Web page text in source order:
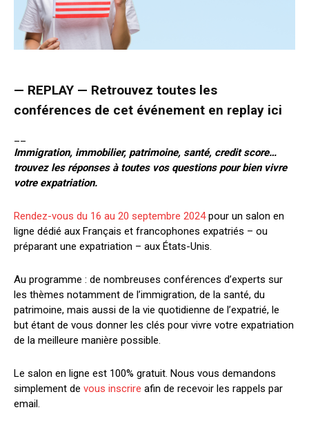
— REPLAY — Retrouvez toutes les
conférences de cet événement en replay ici
Immigration, immobilier, patrimoine, santé, credit score…
trouvez les réponses à toutes vos questions pour bien vivre
votre expatriation.
Rendez-vous du 16 au 20 septembre 2024pour un salon en
ligne dédié aux Français et francophones expatriés – ou
préparant une expatriation – aux États-Unis.
Au programme : de nombreuses conférences d’experts sur
les thèmes notamment de l’immigration, de la santé, du
patrimoine, mais aussi de la vie quotidienne de l’expatrié, le
but étant de vous donner les clés pour vivre votre expatriation
de la meilleure manière possible.
Le salon en ligne est 100% gratuit. Nous vous demandons
simplement de vous inscrire afin de recevoir les rappels par
email.